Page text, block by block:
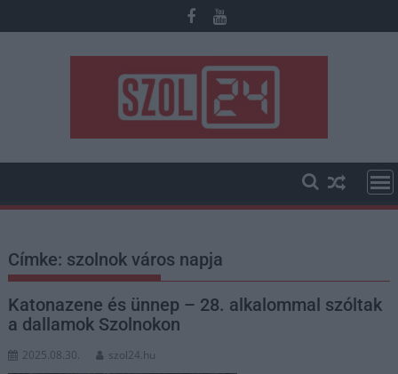
to
Címke: szolnok város napja
Katonazene és ünnep – 28. alkalommal szóltak
a dallamok Szolnokon
2025.08.30. szol24.hu